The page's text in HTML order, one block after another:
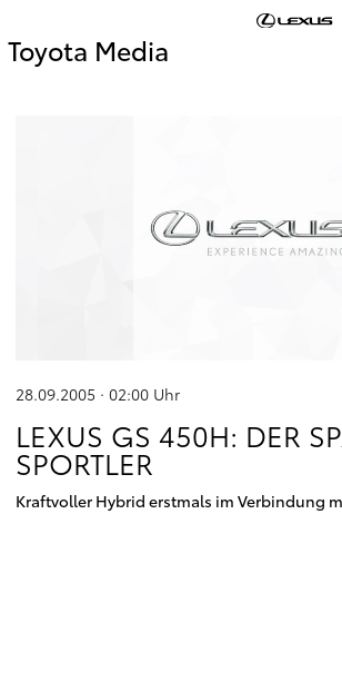
Toyota Media
28.09.2005 · 02:00 Uhr
LEXUS GS 450H: DER
SPORTLER
Kraftvoller Hybrid erstmals im Verbindung